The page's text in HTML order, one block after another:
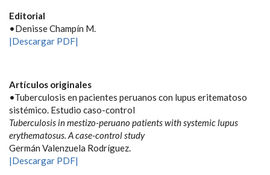
Editorial
•Denisse Champín M.
|Descargar PDF|
Artículos originales
•Tuberculosis en pacientes peruanos con lupus eritematoso
sistémico. Estudio caso-control
Tuberculosis in mestizo-peruano patients with systemic lupus
erythematosus. A case-control study
Germán Valenzuela Rodríguez.
|Descargar PDF|